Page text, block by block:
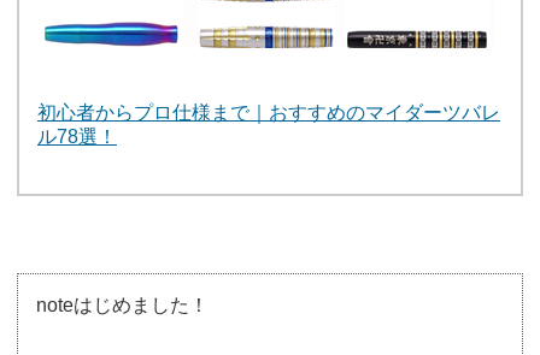
初心者からプロ仕様まで｜おすすめのマイダーツバレ
ル78選！
noteはじめました！